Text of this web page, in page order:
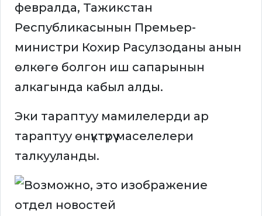
февралда, Тажикстан
Республикасынын Премьер-
министри Кохир Расулзоданы анын
өлкөгө болгон иш сапарынын
алкагында кабыл алды.
Эки тараптуу мамилелерди ар
тараптуу өнүктүрүү маселелери
талкууланды.